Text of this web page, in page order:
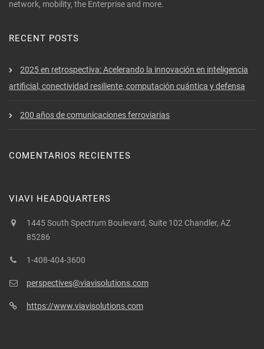
network, mobility, the Enterprise and more.
RECENT POSTS
2025 en retrospectiva: Acelerando la innovación en inteligencia
artificial, conectividad resiliente, computación cuántica y defensa
200 años de comunicaciones ferroviarias
COMENTARIOS RECIENTES
VIAVI HEADQUARTERS
1445 South Spectrum Boulevard, Suite 102 Chandler, AZ
85286
1-408-404-3600
perspectives@viavisolutions.com
https://www.viavisolutions.com